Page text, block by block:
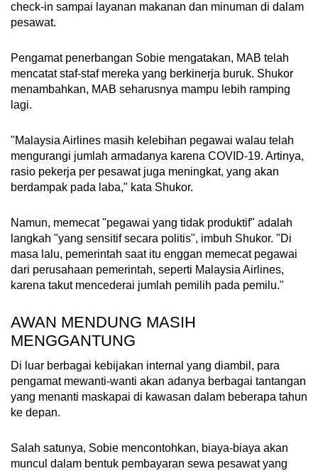
check-in sampai layanan makanan dan minuman di dalam
pesawat.
Pengamat penerbangan Sobie mengatakan, MAB telah
mencatat staf-staf mereka yang berkinerja buruk. Shukor
menambahkan, MAB seharusnya mampu lebih ramping
lagi.
"Malaysia Airlines masih kelebihan pegawai walau telah
mengurangi jumlah armadanya karena COVID-19. Artinya,
rasio pekerja per pesawat juga meningkat, yang akan
berdampak pada laba," kata Shukor.
Namun, memecat "pegawai yang tidak produktif" adalah
langkah "yang sensitif secara politis", imbuh Shukor. "Di
masa lalu, pemerintah saat itu enggan memecat pegawai
dari perusahaan pemerintah, seperti Malaysia Airlines,
karena takut mencederai jumlah pemilih pada pemilu."
AWAN MENDUNG MASIH
MENGGANTUNG
Di luar berbagai kebijakan internal yang diambil, para
pengamat mewanti-wanti akan adanya berbagai tantangan
yang menanti maskapai di kawasan dalam beberapa tahun
ke depan.
Salah satunya, Sobie mencontohkan, biaya-biaya akan
muncul dalam bentuk pembayaran sewa pesawat yang